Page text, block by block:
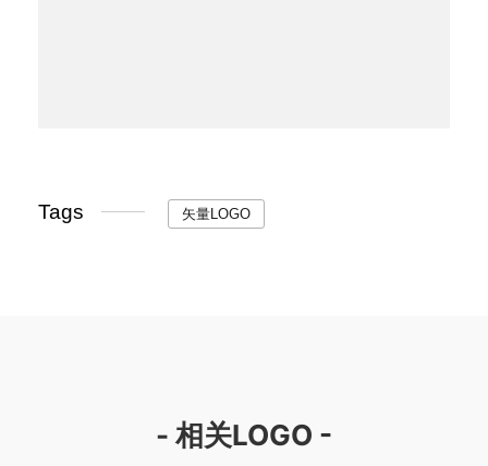
Tags 矢量LOGO
- 相关LOGO -